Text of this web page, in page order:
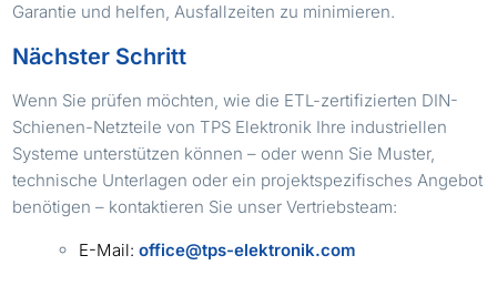
Garantie und helfen, Ausfallzeiten zu minimieren.
Nächster Schritt
Wenn Sie prüfen möchten, wie die ETL-zertifizierten DIN-
Schienen-Netzteile von TPS Elektronik Ihre industriellen
Systeme unterstützen können – oder wenn Sie Muster,
technische Unterlagen oder ein projektspezifisches Angebot
benötigen – kontaktieren Sie unser Vertriebsteam:
E-Mail:office@tps-elektronik.com